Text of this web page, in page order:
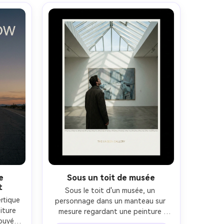
pour
profondeur peu profonde, palette
subtil, textures naturelles, bloc de
crédits nets pour une impression
encadrable- -ar 4:5
Sous un toit de musée
Sous le toit d'un musée, un
personnage dans un manteau sur
mesure regardant une peinture
abstraite, des rayons frais du jour et